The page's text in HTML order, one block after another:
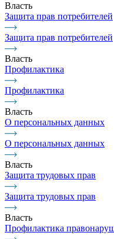
Власть
Защита прав потребителей
Защита прав потребителей
Власть
Профилактика
Профилактика
Власть
О персональных данных
О персональных данных
Власть
Защита трудовых прав
Защита трудовых прав
Власть
Профилактика